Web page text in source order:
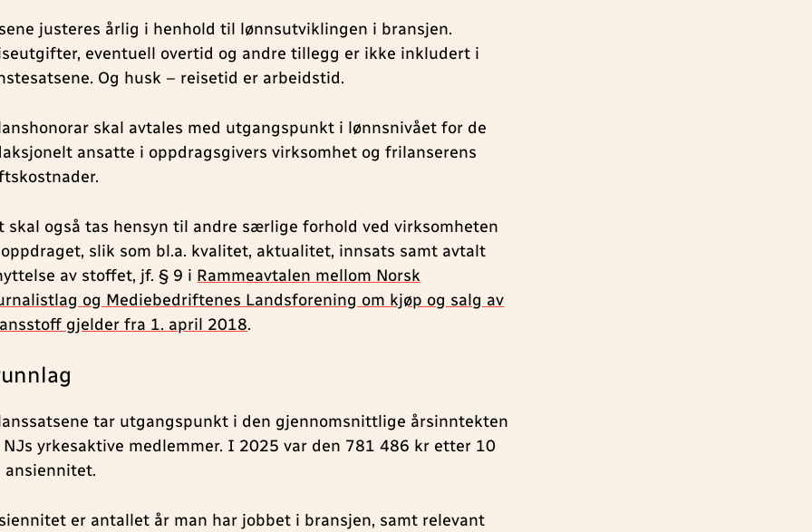
justeres årlig i henhold til lønnsutviklingen i bransjen.
eventuell overtid og andre tillegg er ikke inkludert i
Og husk – reisetid er arbeidstid.
skal avtales med utgangspunkt i lønnsnivået for de
ansatte i oppdragsgivers virksomhet og frilanserens
skal også tas hensyn til andre særlige forhold ved virksomheten
slik som bl.a. kvalitet, aktualitet, innsats samt avtalt
av stoffet, jf. § 9 i Rammeavtalen mellom Norsk
og Mediebedriftenes Landsforening om kjøp og salg av
gjelder fra 1. april 2018.
tar utgangspunkt i den gjennomsnittlige årsinntekten
yrkesaktive medlemmer. I 2025 var den 781 486 kr etter 10
ansiennitet.
er antallet år man har jobbet i bransjen, samt relevant